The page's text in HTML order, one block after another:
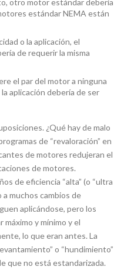
otro motor estándar debería
estándar NEMA están
o la aplicación, el
de requerir la misma
el par del motor a ninguna
aplicación debería de ser
¿Qué hay de malo
de “revaloración” en
de motores redujeran el
de motores.
de eficiencia “alta” (o “ultra
a muchos cambios de
aplicándose, pero los
y mínimo y el
lo que eran antes. La
o “hundimiento”
que no está estandarizada.